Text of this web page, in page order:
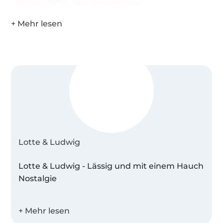
Lotte & Ludwig
Lotte & Ludwig - Lässig und mit einem Hauch
Nostalgie
professionelle Schnittmuster, E-Books und